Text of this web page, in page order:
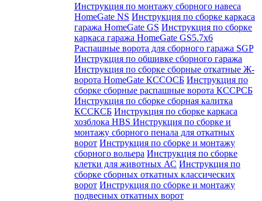
Инструкция по монтажу сборного навеса
HomeGate NS Инструкция по сборке каркаса
гаража HomeGate GS Инструкция по сборке
каркаса гаража HomeGate GS5.7x6
Распашные ворота для сборного гаража SGP
Инструкция по обшивке сборного гаража
Инструкция по сборке сборные откатные Ж-
ворота HomeGate КССОСБ Инструкция по
сборке сборные распашные ворота КССРСБ
Инструкция по сборке сборная калитка
КССКСБ Инструкция по сборке каркаса
хозблока HBS Инструкция по сборке и
монтажу сборного пенала для откатных
ворот Инструкция по сборке и монтажу
сборного вольера Инструкция по сборке
клетки для животных АС Инструкция по
сборке сборных откатных классических
ворот Инструкция по сборке и монтажу
подвесных откатных ворот